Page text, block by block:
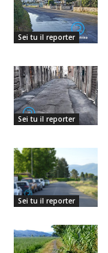
Sei tu il reporter
Sei tu il reporter
Sei tu il reporter